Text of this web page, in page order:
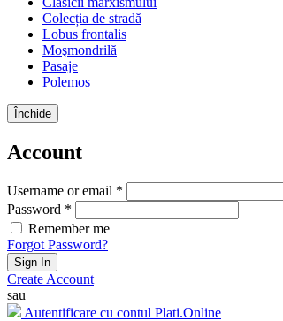
Colecția de stradă
Lobus frontalis
Moşmondrilă
Pasaje
Polemos
Închide
Account
Username or email *
Password *
Remember me
Forgot Password?
Sign In
Create Account
sau
Autentificare cu contul Plati.Online